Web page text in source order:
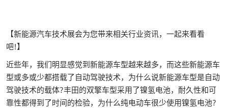
【新能源汽车技术展会为您带来相关行业资讯，一起来看看
吧!】
近些年，我们明显感觉到新能源车型越来越多，而这些新能源车
型或多或少都搭载了自动驾驶技术，为什么说新能源车型是自动
驾驶技术的载体?丰田的双擎车型采用了镍氢电池，耐久性和可
靠性都得到了时间的检验，为什么纯电动车很少使用镍氢电池?